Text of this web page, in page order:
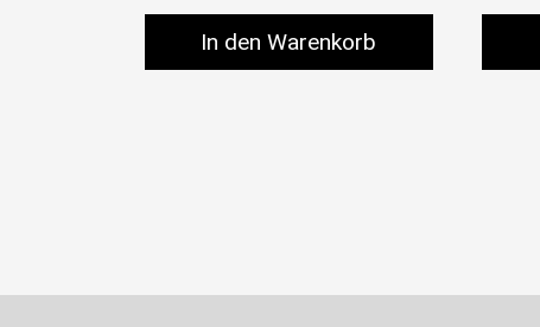
In den Warenkorb